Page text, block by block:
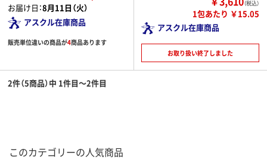
お届け日：8月11日（火）
アスクル在庫商品
販売単位違いの商品が4商品あります
（税込）
1包あたり ￥15.05
アスクル在庫商品
お取り扱い終了しました
2件（5商品）中 1件目～2件目
このカテゴリーの人気商品